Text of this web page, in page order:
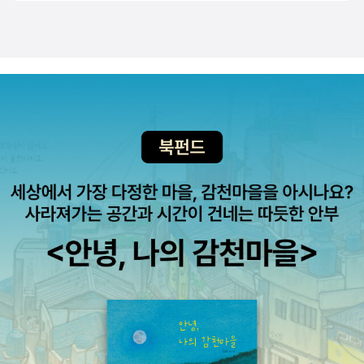
랜프로는 누군가 했더니, <죽음보다 무서운 비밀>에 나왔던 배우였
데, 여기에서 언급된 배우들 중 채즈 팔민테리는 나도 무척 좋아하는
배우이다. 무척 강한 인상을 주는 배우라 조연으로 잘 어울릴 것 같지
않으면서도 기막히게 조연을 연기하는 배우. 가끔 이런 생각이 든다.
조연 배우들이 주역 배우들 보다 연기를 더 능숙하게 한다고. 요즘 영
화판은 90%이상이 그렇지 않을까?영화판 뒷담화안토니오 시모네
는 영화 감독을 꿈꾸며 지금은 어시스턴트로 일하고 있다. 그런 그가
들려주는 영화판의 이야기는 일반인인 내가 보기에 무척이나 흥미로
운 부분이 아닐 수 없는데 이탈리아와 미국 영화 제작에 모두 참가한
경험이 있기에 두 나라 간의 영화 제작 시스템에 대한 이야기가 무척
흥미롭다. 그가 보는 미국 영화는 상업이고, 이탈리아는 예술을 지향
는 믿을 만한 저자이기도 하고. 교과서 성격의 책으론 <화폐의 종말>
다.적다보니 이른 아침부터 '돈 생각' '돈 타령'이군...6. 과학장경애 동
아사이언스 기획실장이 추천한 책은 에드워드 윌슨의 <바이오필리아
>(사이언스북스, 2010)이다.이미 소개한 적이 있는 책인데, 추천의
변은 이렇다. <개미>, <인간의 본성에 대하여>로 유명한 사회생물학
자인 에드워드 윌슨이 20년도 훨씬 전에 쓴 이 책을 생물다양성의 해
인 올해에 읽어보길 추천한다. 우리의 생명 사랑이 유전자에 새겨져
있는 본능적인 성향이라고 말하는 저자의 이야기를 따라 가다보면 자
연스럽게 주변의 보이는 것과 보이지 않는 자연 그 자체에 애정어린
눈길이 머물기 때문이다. 올해는 에드워드 윌슨의 <사회생물학> 개
정 번역판도 출간될 예정이어서 기대가 된다. <생명의 미래>(사이언
할 수 없는 일을 더 확실하게 알 수 있는 나이. 새로운 직장을 위해 이
력서를 쓰기가 쑥스러운 나이, 자신이 더 이상 특별한 존재가 아니라
는 것을 알게 되는 나이. 따뜻한 공기가 빠져 가는 벌룬처럼 서서히 추
락하고 있다는 느낌이 들기 시작하는 나이. 기율과 위계 의식과 연대
의식, 이런 것들에 대해 서서히 신경을 쓰게 되는 나이. 도대체 어찌할
수 없는 편견이 서서히 쌓여 가는 나이. 하지만 상대방의 편견을 존중
하기는 어려운 나이. 자신이 지워지지 않는 얼룩인지도 모른다는 생
각이 드는 나이. - <서른과 마흔 사이> 중에서스무살도 이용하지 말
고, 서른살도 이용하지 말며, 서른과 마흔 사이도 이용하지 말란 말야!
라고 투덜거리지만, 약간 공감 가는 글이기도 합니다.소녀 감성 돋는
저 표지는 또 뭐람, 아저씨 작가면서. 라고도 투덜거리지만, 살지도 모